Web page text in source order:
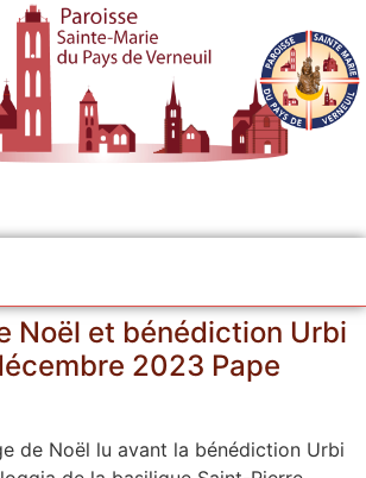
Noël et bénédiction Urbi
2023 Pape
de Noël lu avant la bénédiction Urbi